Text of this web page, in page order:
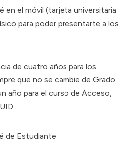
en el móvil (tarjeta universitaria
para poder presentarte a los
de cuatro años para los
que no se cambie de Grado
año para el curso de Acceso,
de Estudiante